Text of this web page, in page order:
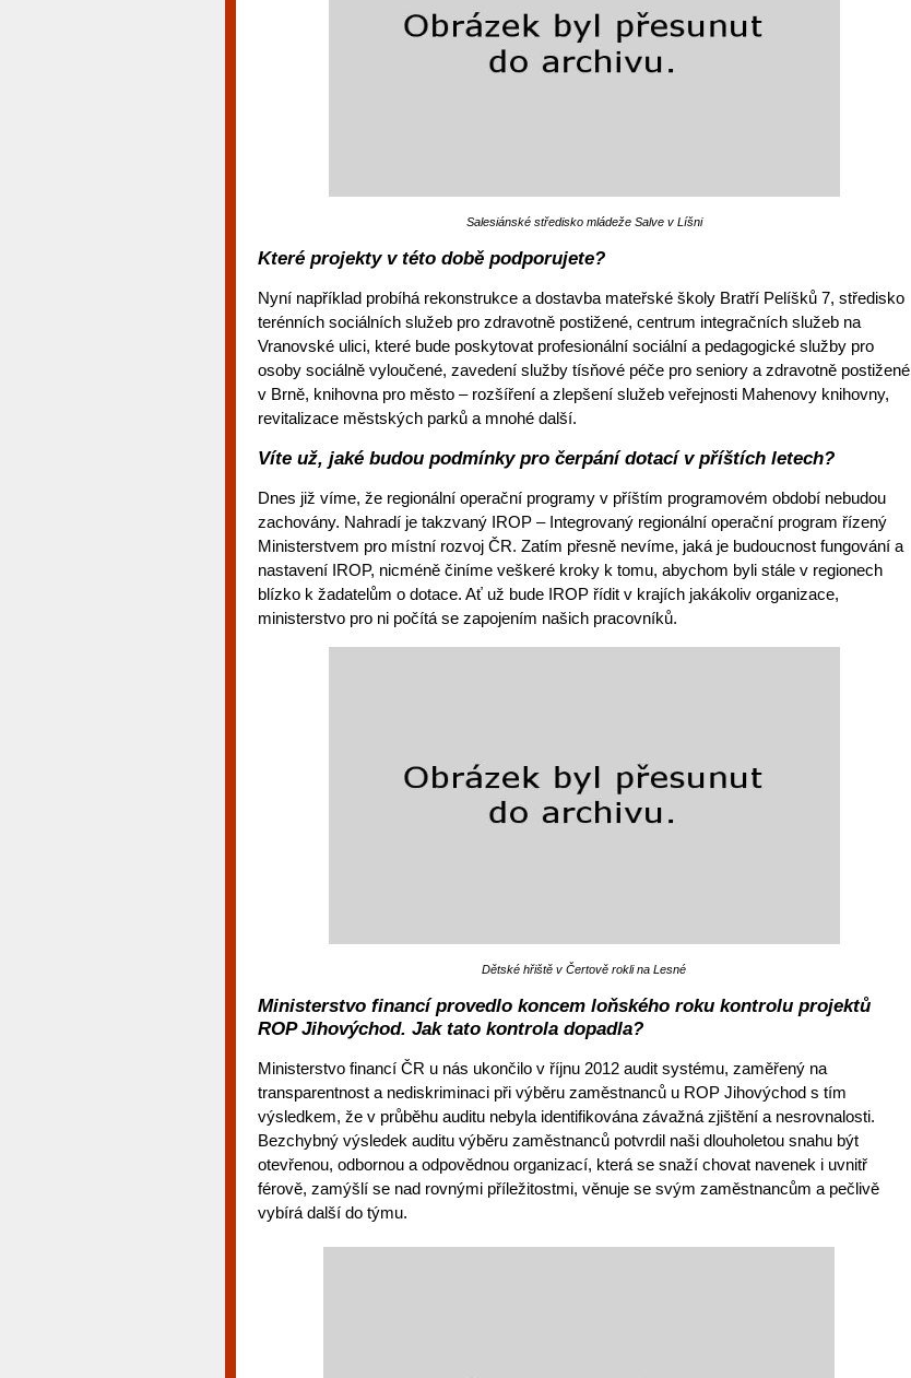
Salesiánské středisko mládeže Salve v Líšni
Které projekty v této době podporujete?
Nyní například probíhá rekonstrukce a dostavba mateřské školy Bratří Pelíšků 7, středisko
terénních sociálních služeb pro zdravotně postižené, centrum integračních služeb na
Vranovské ulici, které bude poskytovat profesionální sociální a pedagogické služby pro
osoby sociálně vyloučené, zavedení služby tísňové péče pro seniory a zdravotně postižené
v Brně, knihovna pro město – rozšíření a zlepšení služeb veřejnosti Mahenovy knihovny,
revitalizace městských parků a mnohé další.
Víte už, jaké budou podmínky pro čerpání dotací v příštích letech?
Dnes již víme, že regionální operační programy v příštím programovém období nebudou
zachovány. Nahradí je takzvaný IROP – Integrovaný regionální operační program řízený
Ministerstvem pro místní rozvoj ČR. Zatím přesně nevíme, jaká je budoucnost fungování a
nastavení IROP, nicméně činíme veškeré kroky k tomu, abychom byli stále v regionech
blízko k žadatelům o dotace. Ať už bude IROP řídit v krajích jakákoliv organizace,
ministerstvo pro ni počítá se zapojením našich pracovníků.
Dětské hřiště v Čertově rokli na Lesné
Ministerstvo financí provedlo koncem loňského roku kontrolu projektů
ROP Jihovýchod. Jak tato kontrola dopadla?
Ministerstvo financí ČR u nás ukončilo v říjnu 2012 audit systému, zaměřený na
transparentnost a nediskriminaci při výběru zaměstnanců u ROP Jihovýchod s tím
výsledkem, že v průběhu auditu nebyla identifikována závažná zjištění a nesrovnalosti.
Bezchybný výsledek auditu výběru zaměstnanců potvrdil naši dlouholetou snahu být
otevřenou, odbornou a odpovědnou organizací, která se snaží chovat navenek i uvnitř
férově, zamýšlí se nad rovnými příležitostmi, věnuje se svým zaměstnancům a pečlivě
vybírá další do týmu.